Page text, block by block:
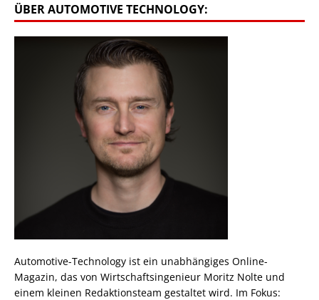
ÜBER AUTOMOTIVE TECHNOLOGY:
Automotive-Technology ist ein unabhängiges Online-
Magazin, das von Wirtschaftsingenieur Moritz Nolte und
einem kleinen Redaktionsteam gestaltet wird. Im Fokus: